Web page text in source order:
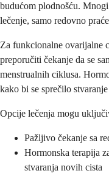
budućom plodnošću.
lečenje, samo redovno
Za funkcionalne ovarijalne
preporučiti čekanje da se
menstrualnih ciklusa.
kako bi se sprečilo
Opcije lečenja mogu
Pažljivo čekanje sa
Hormonska terapija
stvaranja novih cista